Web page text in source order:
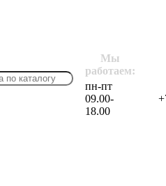
Мы
работаем:
пн-пт
09.00-
18.00